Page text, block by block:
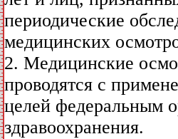
периодические
медицинских
2. Медицинские
проводятся с
целей федеральным
здравоохранения.